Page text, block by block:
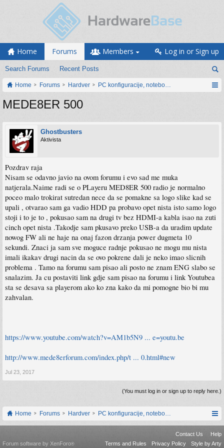
Home Forums
Search Forums Recent Posts
Members Log in or Sign up
Home Forums Hardver PC konfiguracije, notebook računari, servis
MEDE8ER 500
Ghostbusters
Aktivista
Pozdrav raja
Nisam se odavno javio na ovom forumu i evo sad me muka
natjerala.Naime radi se o PLayeru MED8ER 500 radio je normalno
poceo malo trokirat sutredan nece da se pomakne sa logo slike kad se
upali , otvarao sam ga vadio HDD pa probavo opet nista isto samo logo
stoji i to je to , pokusao sam na drugi tv bez HDMI-a kabla isao na zuti
cinch opet nista .Takodje sam pkusavo preko USB-a da uradim update
nowog FW ali ne haje na onaj fazon drzanja power dugmeta 10
sekundi. Znaci ja sam sve moguce radnje pokusao ne mogu mu nista
imali ikakav drugi nacin da se ovo pokrene dali je neko imao slicnih
problema . Tamo na forumu sam pisao ali posto ne znam ENG slabo se
snalazim. Ja cu postaviti link gdje sam pisao na forumu i link Youtubea
sta se desava sa playerom ako ko zna kako da mi pomogne bio bi mu
zahvalan.
https://www.youtube.com/watch?v=AM1b5N9 ... e=youtu.be
http://www.mede8erforum.com/index.php/t ... 0.html#new
Jul 23, 2017
(You must log in or sign up to reply here.)
Home Forums Hardver PC konfiguracije, notebook računari, servis
Contact Us
Help
Terms and Rules
Privacy Policy Style by Arty
Forum software by XenForo®